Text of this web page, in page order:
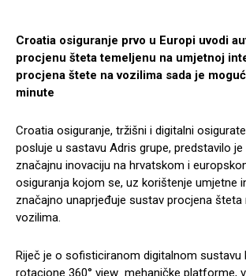
Croatia osiguranje prvo u Europi uvodi
procjenu šteta temeljenu na umjetnoj
procjena štete na vozilima sada je
minute
Croatia osiguranje, tržišni i digitalni
posluje u sastavu Adris grupe, predstavilo
značajnu inovaciju na hrvatskom i
osiguranja kojom se, uz korištenje umjetne
značajno unaprjeđuje sustav procjena
vozilima.
Riječ je o sofisticiranom digitalnom sustavu
rotacione 360° view mehaničke platforme,